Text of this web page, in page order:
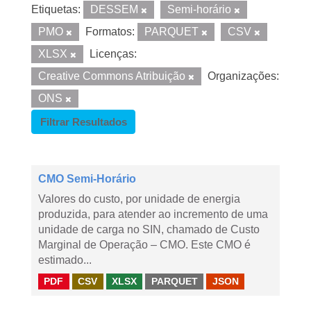
Etiquetas: DESSEM
Semi-horário
PMO
Formatos: PARQUET
CSV
XLSX
Licenças:
Creative Commons Atribuição
Organizações:
ONS
Filtrar Resultados
CMO Semi-Horário
Valores do custo, por unidade de energia
produzida, para atender ao incremento de uma
unidade de carga no SIN, chamado de Custo
Marginal de Operação – CMO. Este CMO é
estimado...
PDF CSV XLSX PARQUET JSON